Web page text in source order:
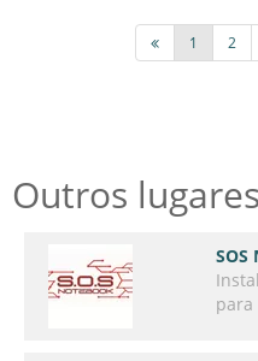
1 2
Outros lugares